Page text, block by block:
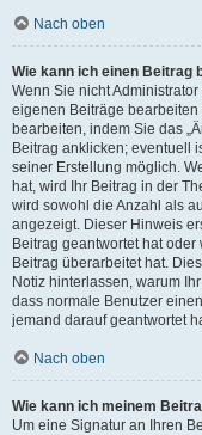
Nach oben
Wie kann ich einen Beitrag
Wenn Sie nicht
eigenen Beiträge
bearbeiten, indem Sie das
Beitrag anklicken; eventuell
seiner Erstellung möglich.
hat, wird Ihr Beitrag in der
wird sowohl die Anzahl als
angezeigt. Dieser Hinweis
Beitrag geantwortet hat
Beitrag überarbeitet hat.
Notiz hinterlassen, warum
dass normale Benutzer
jemand darauf geantwortet
Nach oben
Wie kann ich meinem
Um eine Signatur an Ihren